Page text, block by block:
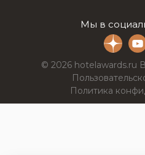
Мы в
© 2026 hotelawards.ru
Политика